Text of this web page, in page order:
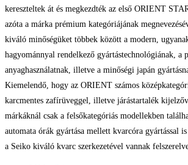
kereszteltek át és megkezdték az első ORIENT
azóta a márka prémium kategóriájának
kiváló minőségüket többek között a modern,
hagyománnyal rendelkező gyártástechnológiának, a
anyaghasználatnak, illetve a minőségi japán
Kiemelendő, hogy az ORIENT számos
karcmentes zafírüveggel, illetve járástartalék
márkáknál csak a felsőkategóriás modellekben
automata órák gyártása mellett kvarcóra gyártással
a Seiko kiváló kvarc szerkezetével vannak